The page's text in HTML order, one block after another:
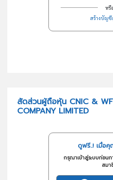
หรือ
สร้างบัญชี
สัดส่วนผู้ถือหุ้น CNIC &
COMPANY LIMITED
ดูฟรี..! เมื่อคุ
กรุณาเข้าสู่ระบบก่อน
สมา